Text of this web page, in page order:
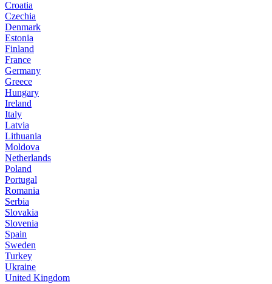
Croatia
Czechia
Denmark
Estonia
Finland
France
Germany
Greece
Hungary
Ireland
Italy
Latvia
Lithuania
Moldova
Netherlands
Poland
Portugal
Romania
Serbia
Slovakia
Slovenia
Spain
Sweden
Turkey
Ukraine
United Kingdom